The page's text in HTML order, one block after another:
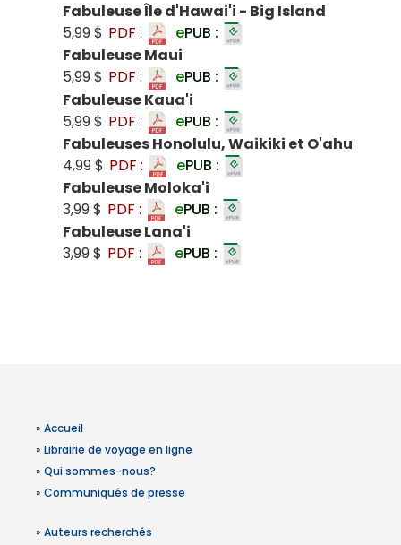
Fabuleuse Île d'Hawai'i - Big Island
5,99 $ PDF : ePUB :
Fabuleuse Maui
5,99 $ PDF : ePUB :
Fabuleuse Kaua'i
5,99 $ PDF : ePUB :
Fabuleuses Honolulu, Waikiki et O'ahu
4,99 $ PDF : ePUB :
Fabuleuse Moloka'i
3,99 $ PDF : ePUB :
Fabuleuse Lana'i
3,99 $ PDF : ePUB :
» Accueil
» Librairie de voyage en ligne
» Qui sommes-nous?
» Communiqués de presse
» Auteurs recherchés